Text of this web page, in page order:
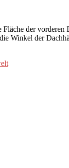
der vorderen
Winkel der